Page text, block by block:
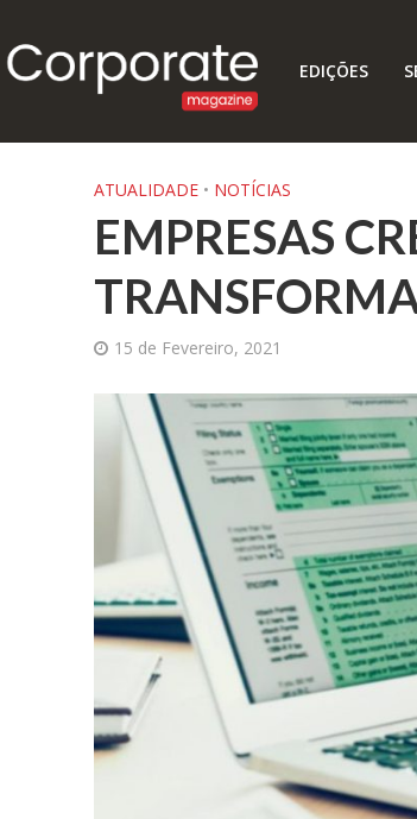
EDIÇÕES
ATUALIDADE • NOTÍCIAS
EMPRESAS
15 de Fevereiro, 2021